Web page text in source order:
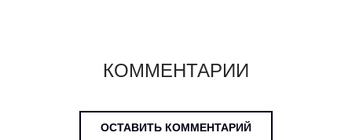
КОММЕНТАРИИ
ОСТАВИТЬ КОММЕНТАРИЙ